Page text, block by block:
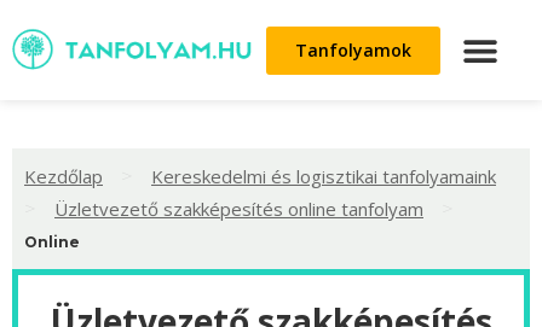
Tanfolyamok
Kezdőlap Kereskedelmi és logisztikai tanfolyamaink
Üzletvezető szakképesítés online tanfolyam
Online